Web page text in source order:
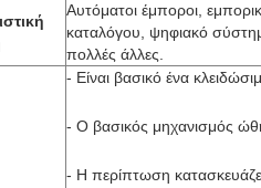
Αυτόματοι έμποροι,
καταλόγου, ψηφιακό
πολλές άλλες.
- Είναι βασικό ένα
- Ο βασικός μηχανισμός
- Η περίπτωση